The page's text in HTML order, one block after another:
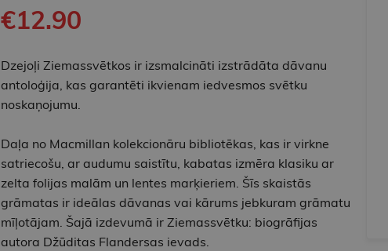
€12.90
Dzejoļi Ziemassvētkos ir izsmalcināti izstrādāta dāvanu
antoloģija, kas garantēti ikvienam iedvesmos svētku
noskaņojumu.
Daļa no Macmillan kolekcionāru bibliotēkas, kas ir virkne
satriecošu, ar audumu saistītu, kabatas izmēra klasiku ar
zelta folijas malām un lentes marķieriem. Šīs skaistās
grāmatas ir ideālas dāvanas vai kārums jebkuram grāmatu
mīļotājam. Šajā izdevumā ir Ziemassvētku: biogrāfijas
autora Džūditas Flandersas ievads.